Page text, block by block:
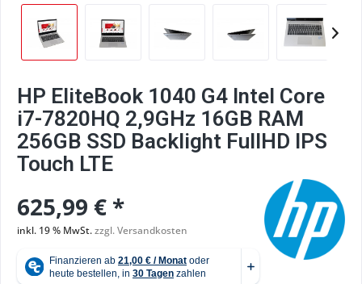
HP EliteBook 1040 G4 Intel Core
i7-7820HQ 2,9GHz 16GB RAM
256GB SSD Backlight FullHD IPS
Touch LTE
625,99 € *
inkl. 19 % MwSt.zzgl. Versandkosten